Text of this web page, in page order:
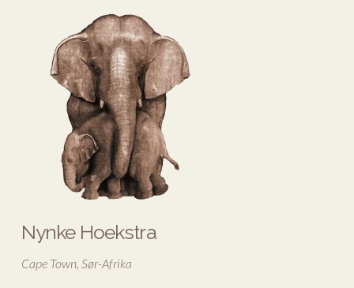
Nynke Hoekstra
Cape Town, Sør-Afrika